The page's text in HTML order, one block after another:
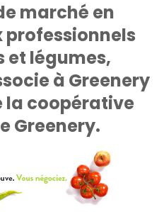
marché en
professionnels
et légumes,
à Greenery
la coopérative
Greenery.